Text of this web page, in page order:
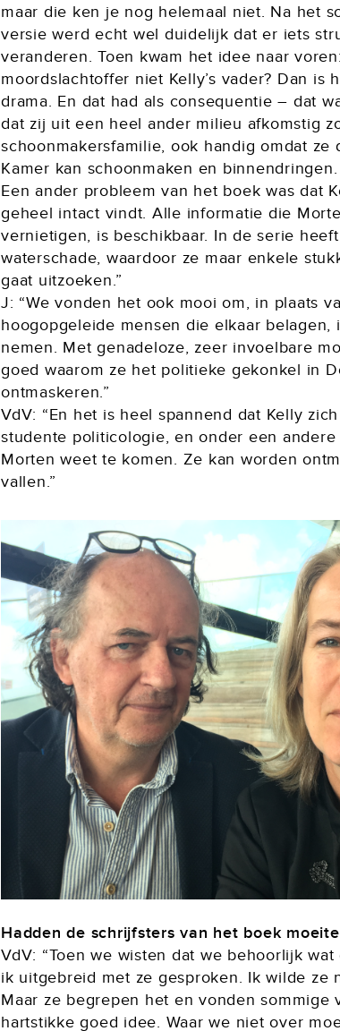
maar die ken je nog helemaal niet. Na het
versie werd echt wel duidelijk dat er iets
veranderen. Toen kwam het idee naar
moordslachtoffer niet Kelly’s vader? Dan is
drama. En dat had als consequentie – dat
dat zij uit een heel ander milieu afkomstig
schoonmakersfamilie, ook handig omdat ze
Kamer kan schoonmaken en binnendringen.
Een ander probleem van het boek was dat
geheel intact vindt. Alle informatie die
vernietigen, is beschikbaar. In de serie
waterschade, waardoor ze maar enkele
gaat uitzoeken.”
J: “We vonden het ook mooi om, in plaats
hoogopgeleide mensen die elkaar
nemen. Met genadeloze, zeer invoelbare
goed waarom ze het politieke gekonkel in
ontmaskeren.”
VdV: “En het is heel spannend dat Kelly
studente politicologie, en onder een
Morten weet te komen. Ze kan worden
vallen.”
Hadden de schrijfsters van het boek
VdV: “Toen we wisten dat we behoorlijk
ik uitgebreid met ze gesproken. Ik wilde ze
Maar ze begrepen het en vonden sommige
hartstikke goed idee. Waar we niet over